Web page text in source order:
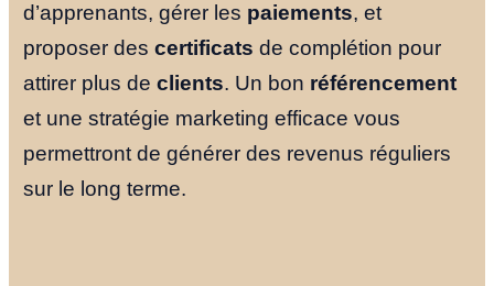
d’apprenants, gérer les paiements, et
proposer descertificats de complétion pour
attirer plus declients. Un bon référencement
et une stratégie marketing efficace vous
permettront de générer des revenus réguliers
sur le long terme.